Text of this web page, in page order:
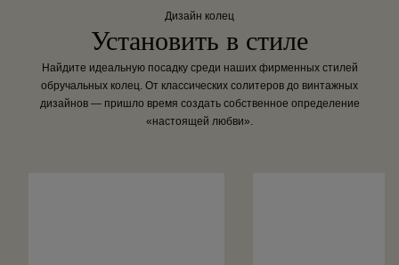
Дизайн колец
Установить в стиле
Найдите идеальную посадку среди наших фирменных стилей
обручальных колец. От классических солитеров до винтажных
дизайнов — пришло время создать собственное определение
«настоящей любви».